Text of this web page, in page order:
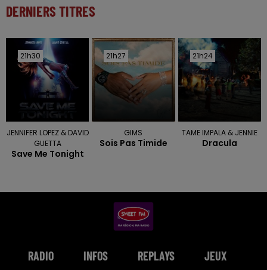
DERNIERS TITRES
21h30
21h30
JENNIFER LOPEZ & DAVID
GUETTA
Save Me Tonight
21h27
21h27
GIMS
Sois Pas Timide
21h24
21h24
TAME IMPALA & JENNIE
Dracula
RADIO INFOS REPLAYS JEUX